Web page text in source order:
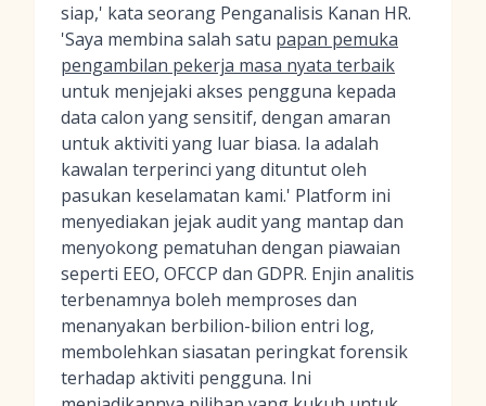
siap,' kata seorang Penganalisis Kanan HR.
'Saya membina salah satu papan pemuka
pengambilan pekerja masa nyata terbaik
untuk menjejaki akses pengguna kepada
data calon yang sensitif, dengan amaran
untuk aktiviti yang luar biasa. Ia adalah
kawalan terperinci yang dituntut oleh
pasukan keselamatan kami.' Platform ini
menyediakan jejak audit yang mantap dan
menyokong pematuhan dengan piawaian
seperti EEO, OFCCP dan GDPR. Enjin analitis
terbenamnya boleh memproses dan
menanyakan berbilion-bilion entri log,
membolehkan siasatan peringkat forensik
terhadap aktiviti pengguna. Ini